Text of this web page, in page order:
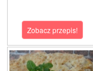
Zobacz przepis!